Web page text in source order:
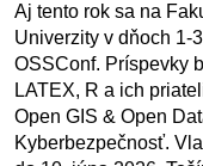
Aj tento rok sa na
Univerzity v dňoch 1-
OSSConf. Príspevky
LATEX, R a ich
Open GIS & Open
Kyberbezpečnosť.